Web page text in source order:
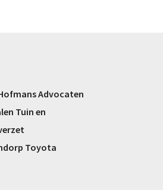
Advocaten
Tuin en
Toyota